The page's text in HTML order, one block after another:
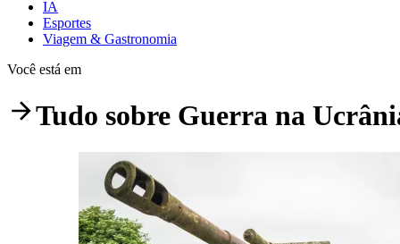
IA
Esportes
Viagem & Gastronomia
Você está em
Tudo sobre Guerra na